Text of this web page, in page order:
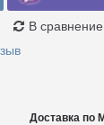
В сравнение
Доставка по